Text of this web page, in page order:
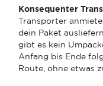
Konsequenter
Transporter
dein Paket
gibt es kein
Anfang bis Ende
Route, ohne etwas